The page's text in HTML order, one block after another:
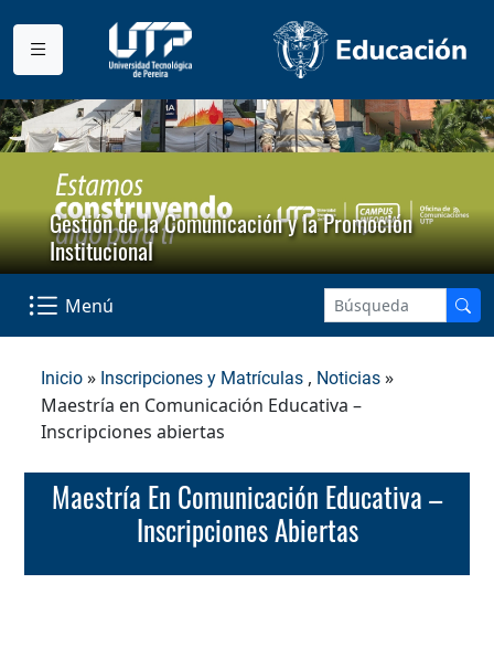
Gestión de la Comunicación y la Promoción
Institucional
Menú
Inicio » Inscripciones y Matrículas , Noticias »
Maestría en Comunicación Educativa –
Inscripciones abiertas
Maestría En Comunicación Educativa –
Inscripciones Abiertas